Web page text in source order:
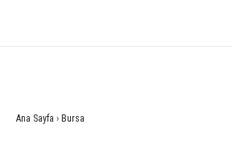
Ana Sayfa › Bursa